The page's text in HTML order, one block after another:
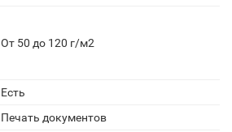
От 50 до 120 г/м2
Есть
Печать документов